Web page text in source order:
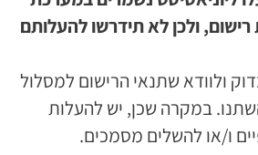
ולכן לא תידרשו להעלותם
ולוודא שתנאי הרישום למסלול
במקרה שכן, יש להעלות
ו/או להשלים מסמכים.